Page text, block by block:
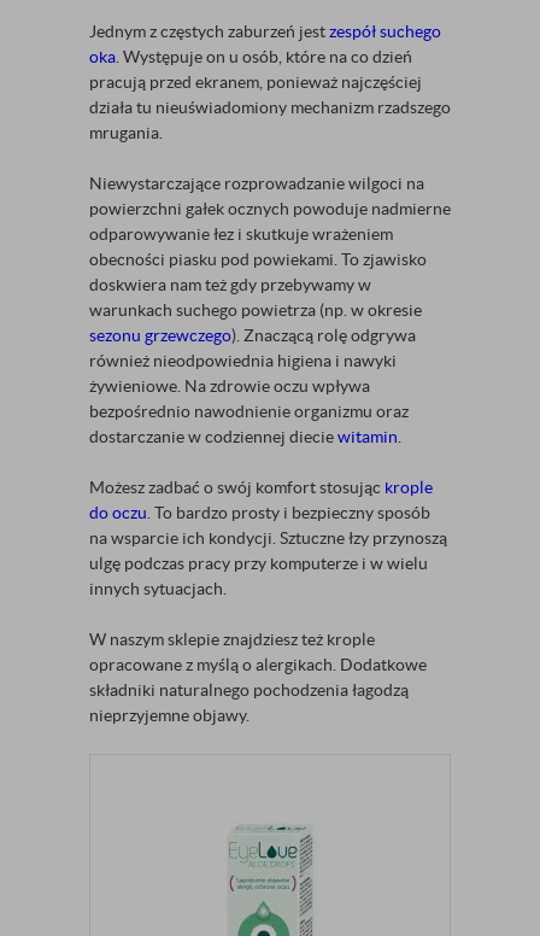
Jednym z częstych zaburzeń jestzespół suchego
oka . Występuje on u osób, które na co dzień
pracują przed ekranem, ponieważ najczęściej
działa tu nieuświadomiony mechanizm rzadszego
mrugania.
Niewystarczające rozprowadzanie wilgoci na
powierzchni gałek ocznych powoduje nadmierne
odparowywanie łez i skutkuje wrażeniem
obecności piasku pod powiekami. To zjawisko
doskwiera nam też gdy przebywamy w
warunkach suchego powietrza (np. w okresie
sezonu grzewczego). Znaczącą rolę odgrywa
również nieodpowiednia higiena i nawyki
żywieniowe. Na zdrowie oczu wpływa
bezpośrednio nawodnienie organizmu oraz
dostarczanie w codziennej dieciewitamin
Możesz zadbać o swój komfort stosując krople
do oczu . To bardzo prosty i bezpieczny sposób
na wsparcie ich kondycji. Sztuczne łzy przynoszą
ulgę podczas pracy przy komputerze i w wielu
innych sytuacjach.
W naszym sklepie znajdziesz też krople
opracowane z myślą o alergikach. Dodatkowe
składniki naturalnego pochodzenia łagodzą
nieprzyjemne objawy.